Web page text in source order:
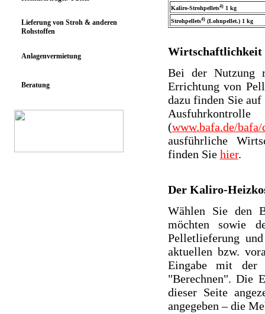
Lieferung von Stroh & anderen
Rohstoffen
Anlagenvermietung
Beratung
Kaliro-Strohpellets4)1 kg
Strohpellets4)(Lohnpellet.) 1 kg
Wirtschaftlichkeit
Bei der Nutzung
Errichtung von
dazu finden Sie
Ausfuhrkontrolle
(www.bafa.de/
ausführliche
finden Sie hier.
Der Kaliro-
Wählen Sie den
möchten sowie
Pelletlieferung
aktuellen bzw.
Eingabe mit der
"Berechnen". Die
dieser Seite
angegeben – die